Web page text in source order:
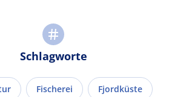
Schlagworte
Fischerei Fjordküste